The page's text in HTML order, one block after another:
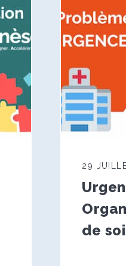
29
de